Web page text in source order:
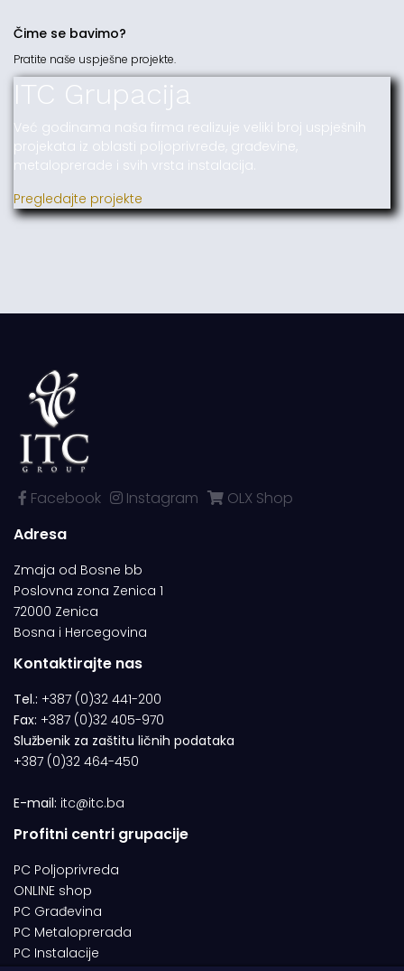
Čime se bavimo?
Pratite naše uspješne projekte.
ITC Grupacija
Već godinama naša firma realizuje veliki broj uspješnih
projekata iz oblasti poljoprivrede, građevine,
metaloprerade i svih vrsta instalacija.
Pregledajte projekte
Facebook Instagram
OLX Shop
Adresa
Zmaja od Bosne bb
Poslovna zona Zenica 1
72000 Zenica
Bosna i Hercegovina
Kontaktirajte nas
Tel.: +387 (0)32 441-200
Fax: +387 (0)32 405-970
Službenik za zaštitu ličnih podataka
+387 (0)32 464-450
E-mail: itc@itc.ba
Profitni centri grupacije
PC Poljoprivreda
ONLINE shop
PC Građevina
PC Metaloprerada
PC Instalacije